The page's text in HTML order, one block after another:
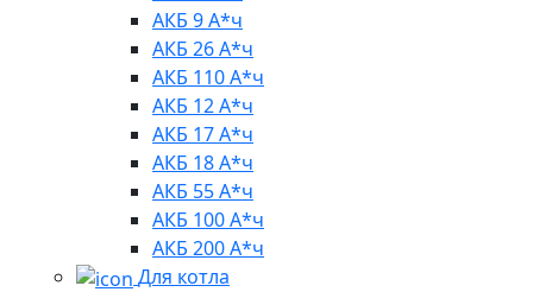
АКБ 9 А*ч
АКБ 26 А*ч
АКБ 110 А*ч
АКБ 12 А*ч
АКБ 17 А*ч
АКБ 18 А*ч
АКБ 55 А*ч
АКБ 100 А*ч
АКБ 200 А*ч
Для котла